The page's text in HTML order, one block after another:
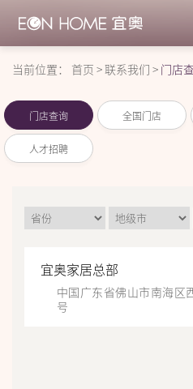
当前位置： 首页 >联系我们 > 门店
门店查询 全国门店
人才招聘
宜奥家居总部
中国广东省佛山市南海区
号